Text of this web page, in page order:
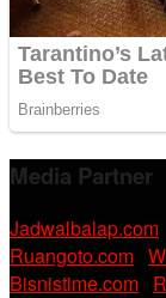
Media Partner
Jadwalbalap.com
Ruangoto.com
Bisnistime.com